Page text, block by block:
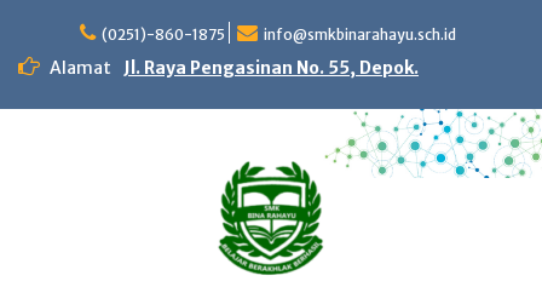
content
(0251)-860-1875 info@smkbinarahayu.sch.id
Alamat Jl. Raya Pengasinan No. 55, Depok.